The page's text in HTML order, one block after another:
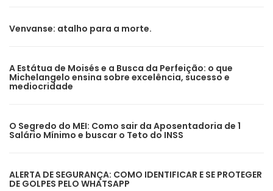
Venvanse: atalho para a morte.
A Estátua de Moisés e a Busca da Perfeição: o que
Michelangelo ensina sobre excelência, sucesso e
mediocridade
O Segredo do MEI: Como sair da Aposentadoria de 1
Salário Mínimo e buscar o Teto do INSS
ALERTA DE SEGURANÇA: COMO IDENTIFICAR E SE PROTEGER
DE GOLPES PELO WHATSAPP